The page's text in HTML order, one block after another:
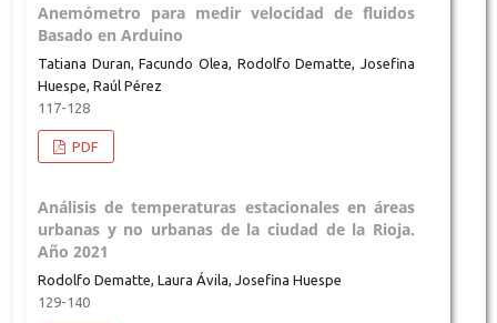
Anemómetro para medir velocidad de fluidos
Basado en Arduino
Tatiana Duran, Facundo Olea, Rodolfo Dematte, Josefina
Huespe, Raúl Pérez
117-128
PDF
Análisis de temperaturas estacionales en áreas
urbanas y no urbanas de la ciudad de la Rioja.
Año 2021
Rodolfo Dematte, Laura Ávila, Josefina Huespe
129-140